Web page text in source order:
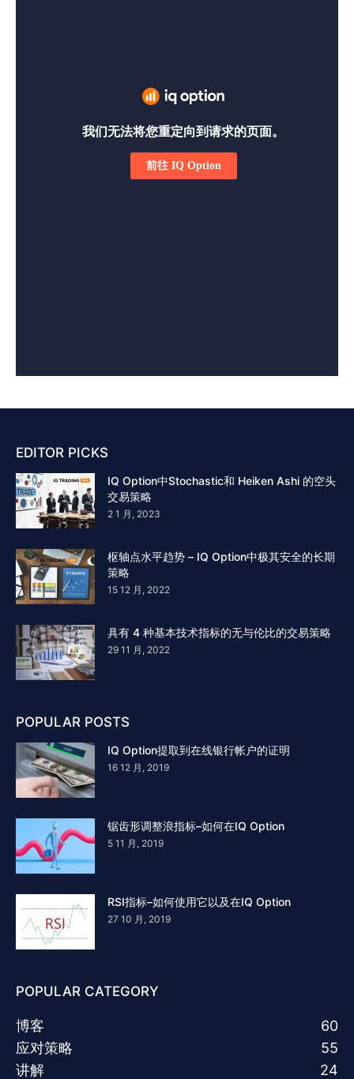
EDITOR PICKS
IQ Option中Stochastic和 Heiken Ashi 的空头
交易策略
2 1 月, 2023
枢轴点水平趋势 – IQ Option中极其安全的长期
策略
15 12 月, 2022
具有 4 种基本技术指标的无与伦比的交易策略
29 11 月, 2022
POPULAR POSTS
IQ Option提取到在线银行帐户的证明
16 12 月, 2019
锯齿形调整浪指标–如何在IQ Option
5 11 月, 2019
RSI指标–如何使用它以及在IQ Option
27 10 月, 2019
POPULAR CATEGORY
博客
60
应对策略
55
讲解
24